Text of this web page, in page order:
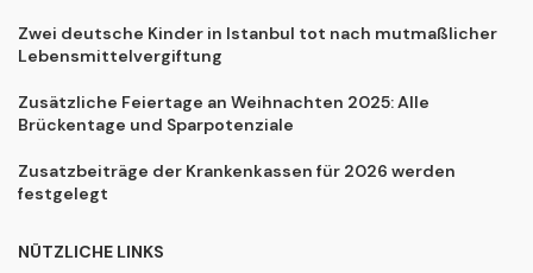
Zwei deutsche Kinder in Istanbul tot nach mutmaßlicher
Lebensmittelvergiftung
Zusätzliche Feiertage an Weihnachten 2025: Alle
Brückentage und Sparpotenziale
Zusatzbeiträge der Krankenkassen für 2026 werden
festgelegt
NÜTZLICHE LINKS